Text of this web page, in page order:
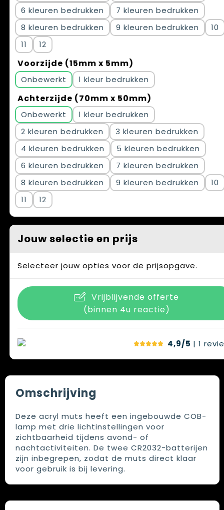
6
7
8
9
10
11
12
Voorzijde (15mm x 5mm)
Onbewerkt 1
Achterzijde (70mm x 50mm)
Onbewerkt
1
2
3
4
5
6
7
8
9
10
11
12
Jouw selectie en prijs
Selecteer jouw opties voor de prijsopgave.
Vrijblijvende offerte
(binnen 4u reactie)
4,9/5 | 1
Omschrijving
Deze acryl muts heeft een ingebouwde COB-
lamp met drie lichtinstellingen voor
zichtbaarheid tijdens avond- of
nachtactiviteiten. De twee CR2032-batterijen
zijn inbegrepen, zodat de muts direct klaar
voor gebruik is bij levering.